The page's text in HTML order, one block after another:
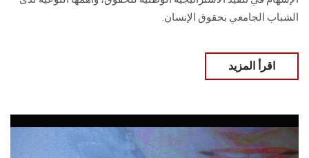
الشباب الجامعي بحقوق الإنسان.
اقرأ المزيد